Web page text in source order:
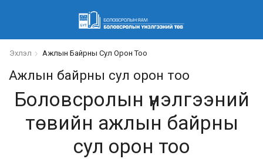
Эхлэл Ажлын Байрны Сул Орон Тоо
Ажлын байрны сул орон тоо
Боловсролын үнэлгээний
төвийн ажлын байрны
сул орон тоо